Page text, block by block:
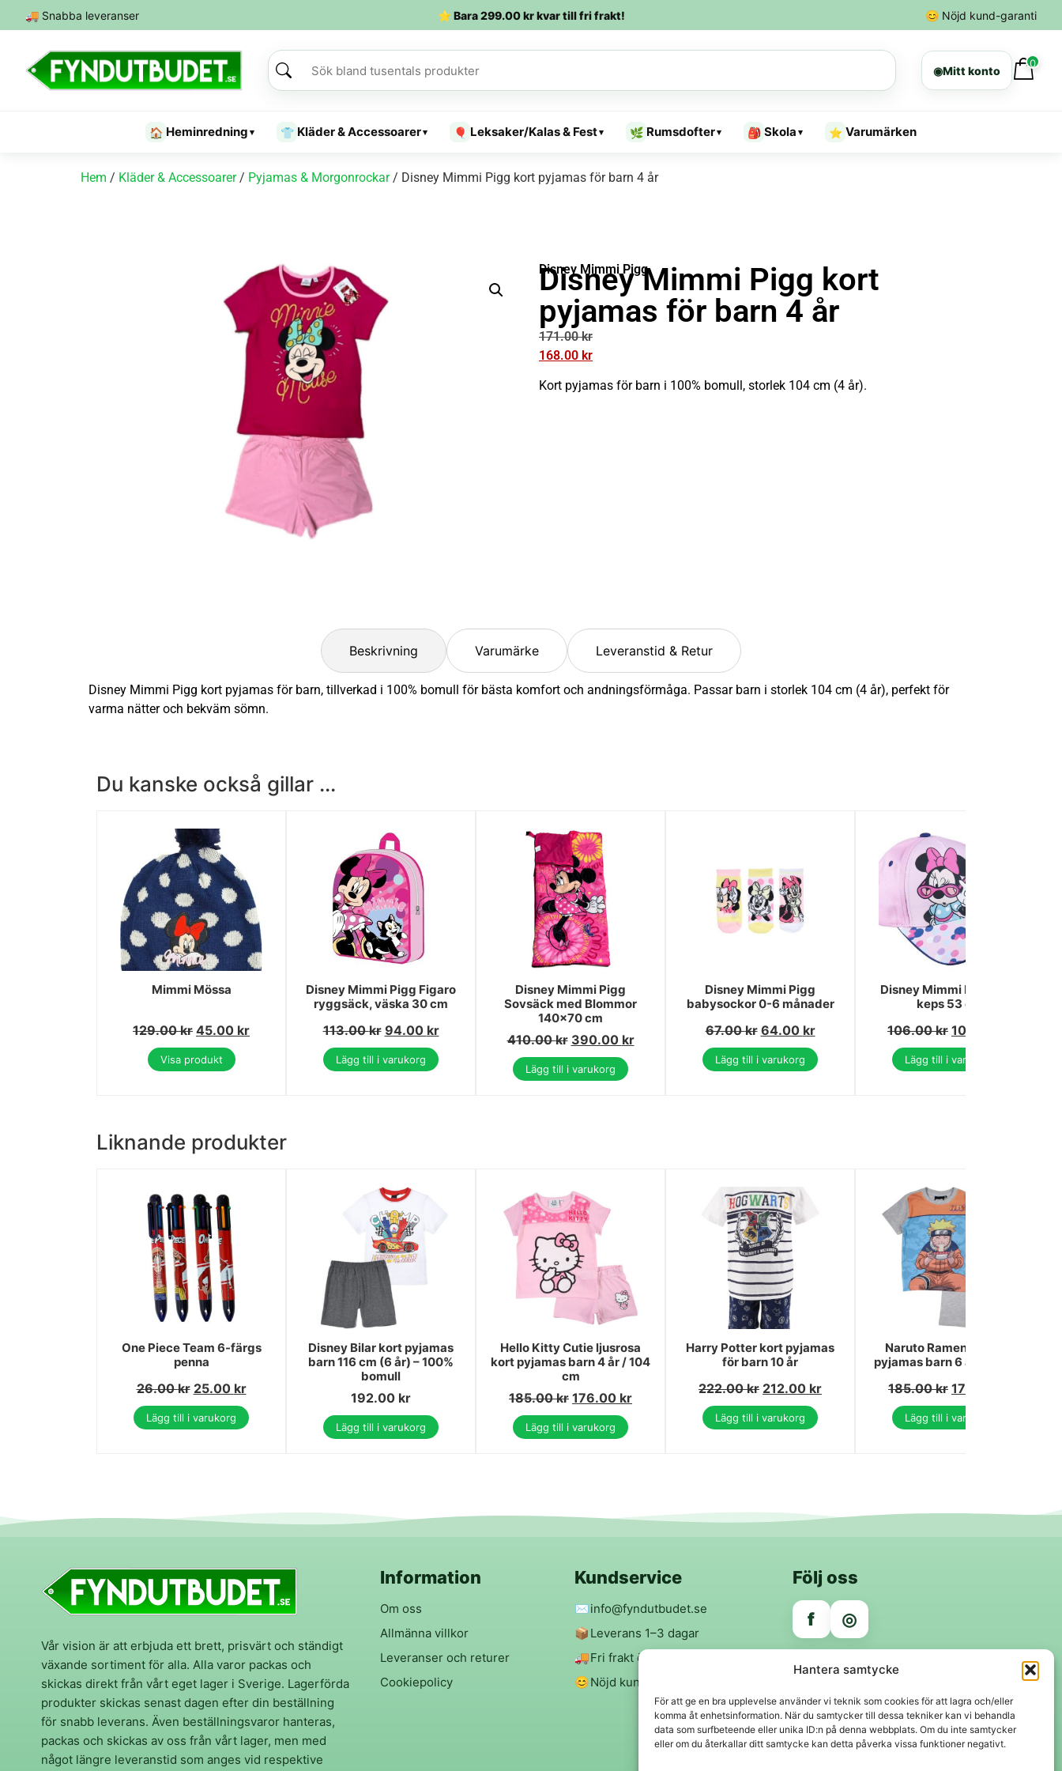
Hantera samtycke
För att ge en bra upplevelse använder vi teknik som cookies för att lagra och/eller
komma åt enhetsinformation. När du samtycker till dessa tekniker kan vi behandla
data som surfbeteende eller unika ID:n på denna webbplats. Om du inte samtycker
eller om du återkallar ditt samtycke kan detta påverka vissa funktioner negativt.
🚚 Snabba leveranser ⭐ Bara299.00krkvar till fri frakt! 😊 Nöjd kund-garanti
◉Mitt konto
0
🏠 Heminredning ▾ 👕 Kläder & Accessoarer▾ 🎈 Leksaker/Kalas & Fest▾ 🌿 Rumsdofter▾ 🎒 Skola ▾ ⭐ Varumärken
Hem / Kläder & Accessoarer/ Pyjamas & Morgonrockar/ Disney Mimmi Pigg kort pyjamas för barn 4 år
Disney Mimmi Pigg
Disney Mimmi Pigg kort
pyjamas för barn 4 år
171.00kr
168.00 kr
Kort pyjamas för barn i 100% bomull, storlek 104 cm (4 år).
Beskrivning Varumärke Leveranstid & Retur
Disney Mimmi Pigg kort pyjamas för barn, tillverkad i 100% bomull för bästa komfort och andningsförmåga. Passar barn i storlek 104 cm (4 år), perfekt för
varma nätter och bekväm sömn.
Du kanske också gillar ...
Mimmi Mössa
129.00kr 45.00 kr
Visa produkt
Disney Mimmi Pigg Figaro
ryggsäck, väska 30 cm
113.00kr 94.00 kr
Lägg till i varukorg
Disney Mimmi Pigg
Sovsäck med Blommor
140x70 cm
410.00kr 390.00 kr
Lägg till i varukorg
Disney Mimmi Pigg
babysockor 0-6 månader
67.00kr 64.00 kr
Lägg till i varukorg
Disney Mimmi Pigg barn
keps 53 cm
106.00kr 103.00
Lägg till i varukorg
Liknande produkter
One Piece Team 6-färgs
penna
26.00kr 25.00 kr
Lägg till i varukorg
Disney Bilar kort pyjamas
barn 116 cm (6 år) – 100%
bomull
192.00 kr
Lägg till i varukorg
Hello Kitty Cutie ljusrosa
kort pyjamas barn 4 år / 104
cm
185.00kr 176.00 kr
Lägg till i varukorg
Harry Potter kort pyjamas
för barn 10 år
222.00kr 212.00 kr
Lägg till i varukorg
Naruto Ramen grå kort
pyjamas barn 6 år / 116 cm
185.00kr 176.00
Lägg till i varukorg
Vår vision är att erbjuda ett brett, prisvärt och ständigt
växande sortiment för alla. Alla varor packas och
skickas direkt från vårt eget lager i Sverige. Lagerförda
produkter skickas senast dagen efter din beställning
för snabb leverans. Även beställningsvaror hanteras,
packas och skickas av oss från vårt lager, men med
något längre leveranstid som anges vid respektive
Information
Om oss
Allmänna villkor
Leveranser och returer
Cookiepolicy
Kundservice
✉️info@fyndutbudet.se
📦 Leverans 1–3 dagar
🚚Fri frakt över 299 kr
😊Nöjd kund-garanti
Följ oss
f ◎
Trygga betalningar
Klarna VISA Mastercard Swish